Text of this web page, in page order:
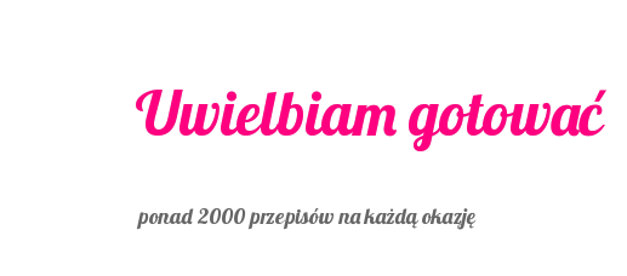
Uwielbiam gotować
ponad 2000 przepisów na każdą okazję